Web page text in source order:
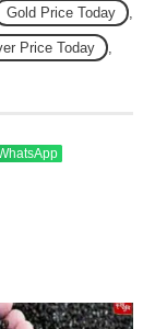
Gold Price Today
Price Today